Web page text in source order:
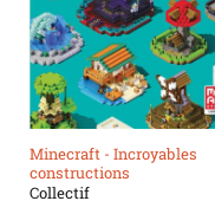
Minecraft - Incroyables
constructions
Collectif